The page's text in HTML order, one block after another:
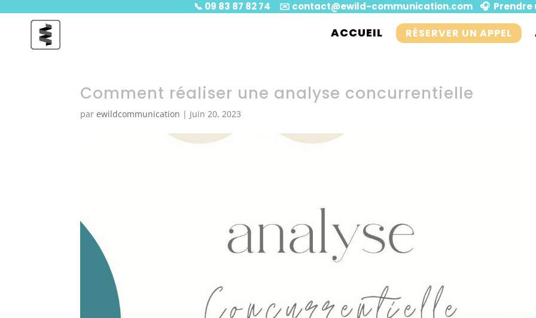
📞 09 83 87 82 74 ✉️ contact@ewild-communication.com 🎧️ Prendre
ACCUEIL RÉSERVER UN APPEL
Comment réaliser une analyse concurrentielle
parewildcommunication | Juin 20, 2023